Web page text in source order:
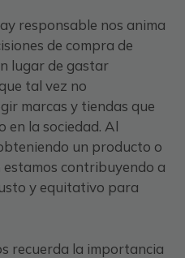
responsable nos anima
de compra de
lugar de gastar
tal vez no
marcas y tiendas que
en la sociedad. Al
un producto o
contribuyendo a
y equitativo para
recuerda la importancia